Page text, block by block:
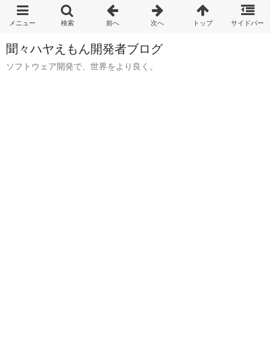
聞々ハヤえもん開発者ブログ
ソフトウェア開発で、世界をより良く。